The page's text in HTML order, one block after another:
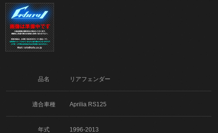
品名 リアフェンダー
適合車種 Aprilia RS125
年式 1996-2013